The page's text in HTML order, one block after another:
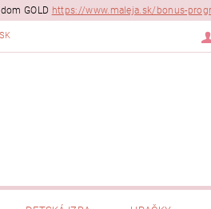
GOLD https://www.maleja.sk/bonus-